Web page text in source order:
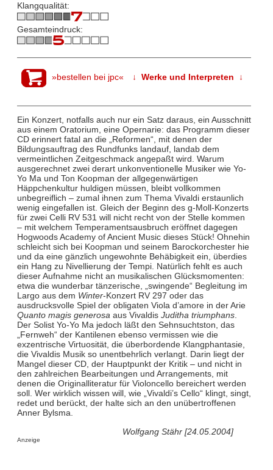
Klangqualität:
Gesamteindruck:
»bestellen bei jpc« ↓ Werke und Interpreten ↓
Ein Konzert, notfalls auch nur ein Satz daraus, ein Ausschnitt
aus einem Oratorium, eine Opernarie: das Programm dieser
CD erinnert fatal an die „Reformen“, mit denen der
Bildungsauftrag des Rundfunks landauf, landab dem
vermeintlichen Zeitgeschmack angepaßt wird. Warum
ausgerechnet zwei derart unkonventionelle Musiker wie Yo-
Yo Ma und Ton Koopman der allgegenwärtigen
Häppchenkultur huldigen müssen, bleibt vollkommen
unbegreiflich – zumal ihnen zum Thema Vivaldi erstaunlich
wenig eingefallen ist. Gleich der Beginn des g-Moll-Konzerts
für zwei Celli RV 531 will nicht recht von der Stelle kommen
– mit welchem Temperamentsausbruch eröffnet dagegen
Hogwoods Academy of Ancient Music dieses Stück! Ohnehin
schleicht sich bei Koopman und seinem Barockorchester hie
und da eine gänzlich ungewohnte Behäbigkeit ein, überdies
ein Hang zu Nivellierung der Tempi. Natürlich fehlt es auch
dieser Aufnahme nicht an musikalischen Glücksmomenten:
etwa die wunderbar tänzerische, „swingende“ Begleitung im
Largo aus dem Winter-Konzert RV 297 oder das
ausdrucksvolle Spiel der obligaten Viola d’amore in der Arie
Quanto magis generosaaus Vivaldis Juditha triumphans.
Der Solist Yo-Yo Ma jedoch läßt den Sehnsuchtston, das
„Fernweh“ der Kantilenen ebenso vermissen wie die
exzentrische Virtuosität, die überbordende Klangphantasie,
die Vivaldis Musik so unentbehrlich verlangt. Darin liegt der
Mangel dieser CD, der Hauptpunkt der Kritik – und nicht in
den zahlreichen Bearbeitungen und Arrangements, mit
denen die Originalliteratur für Violoncello bereichert werden
soll. Wer wirklich wissen will, wie „Vivaldi’s Cello“ klingt, singt,
redet und berückt, der halte sich an den unübertroffenen
Anner Bylsma.
Wolfgang Stähr [24.05.2004]
Anzeige